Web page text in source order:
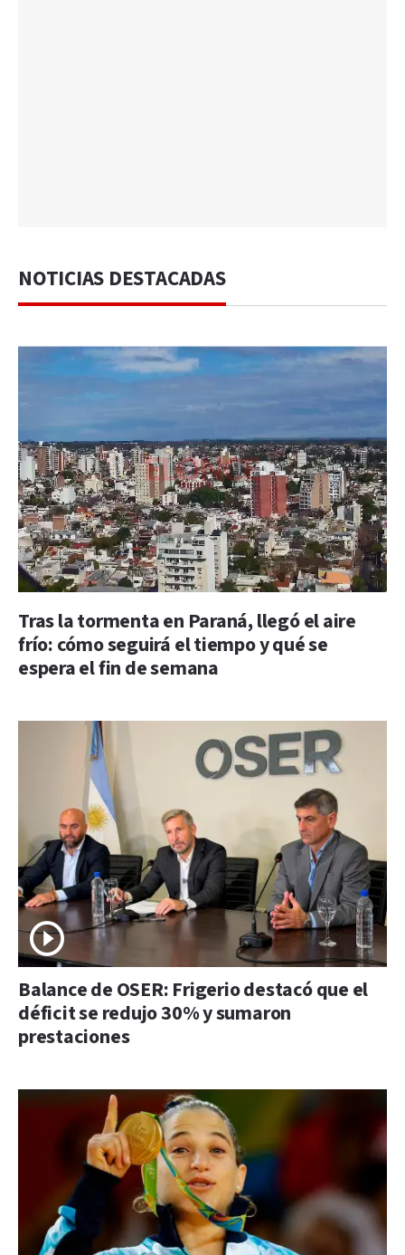
NOTICIAS DESTACADAS
Tras la tormenta en Paraná, llegó el aire
frío: cómo seguirá el tiempo y qué se
espera el fin de semana
Balance de OSER: Frigerio destacó que el
déficit se redujo 30% y sumaron
prestaciones